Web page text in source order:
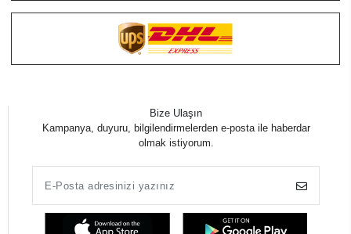
Bize Ulaşın
Kampanya, duyuru, bilgilendirmelerden e-posta ile haberdar
olmak istiyorum.